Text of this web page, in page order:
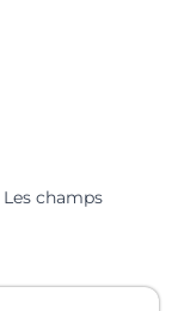
Les champs